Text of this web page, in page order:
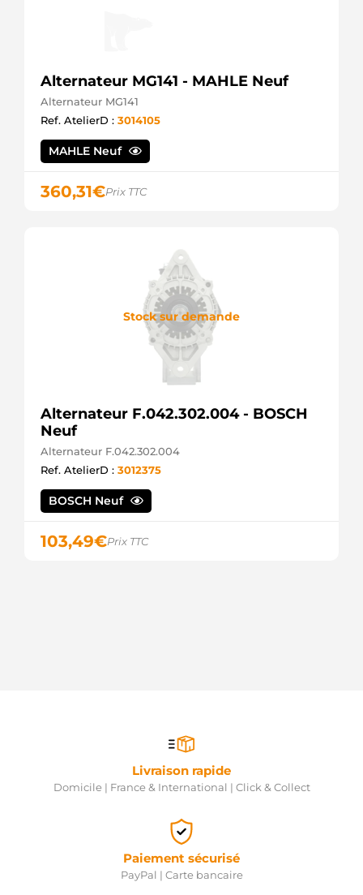
Alternateur MG141 - MAHLE Neuf
Alternateur MG141
Ref. AtelierD : 3014105
MAHLE Neuf
360,31€Prix TTC
Stock sur demande
Alternateur F.042.302.004 - BOSCH
Neuf
Alternateur F.042.302.004
Ref. AtelierD : 3012375
BOSCH Neuf
103,49€Prix TTC
Livraison rapide
Domicile | France & International | Click & Collect
Paiement sécurisé
PayPal | Carte bancaire